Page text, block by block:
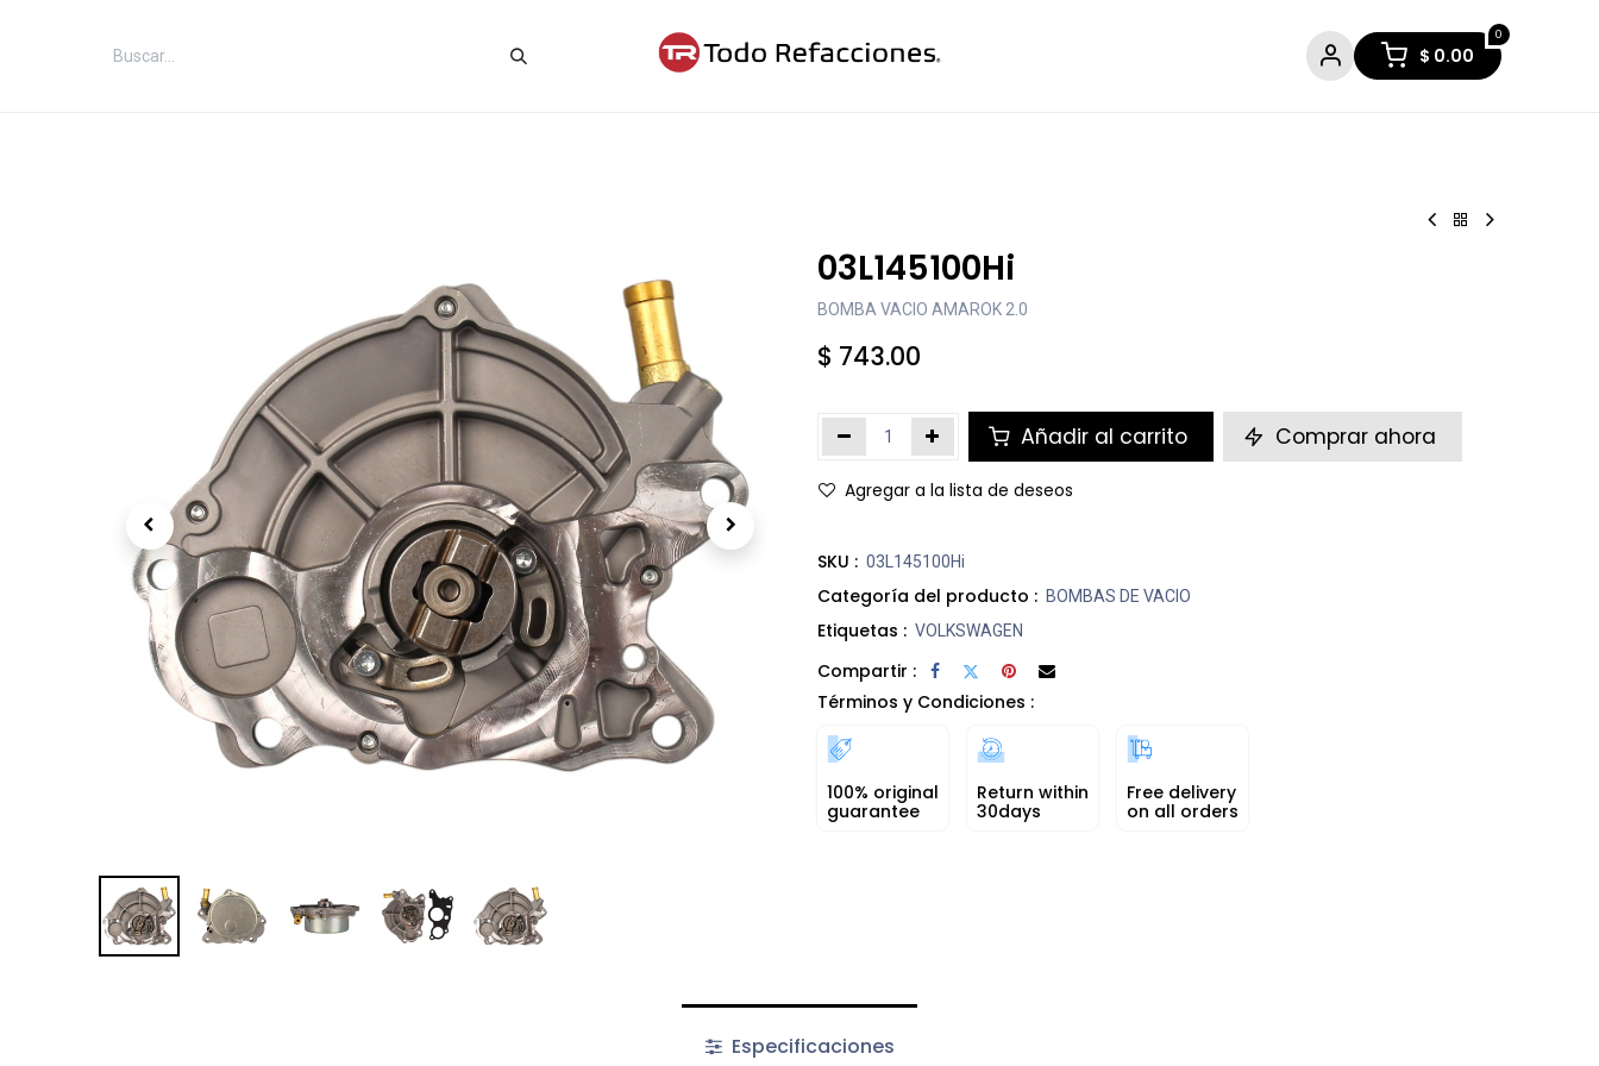
0
$ 0.00
03L145100Hi
BOMBA VACIO AMAROK 2.0
$ 743.00
Añadir al carrito Comprar ahora
Agregar a la lista de deseos
SKU : 03L145100Hi
Categoría del producto : BOMBAS DE VACIO
Etiquetas : VOLKSWAGEN
Compartir :
Términos y Condiciones :
100% original
guarantee
Return within
30days
Free delivery
on all orders
Especificaciones